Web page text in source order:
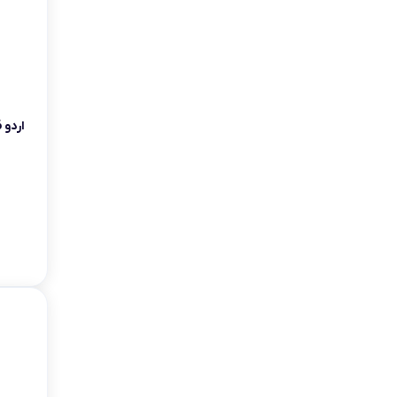
اردو 6 خانه خورشیدی